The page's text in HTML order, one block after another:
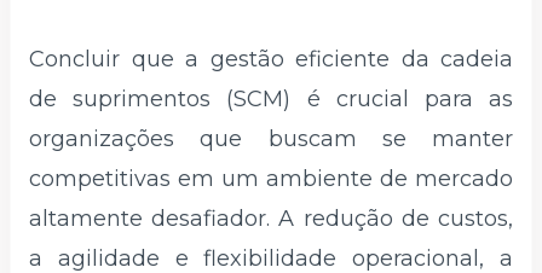
Concluir que a gestão eficiente da cadeia
de suprimentos (SCM) é crucial para as
organizações que buscam se manter
competitivas em um ambiente de mercado
altamente desafiador. A redução de custos,
a agilidade e flexibilidade operacional, a